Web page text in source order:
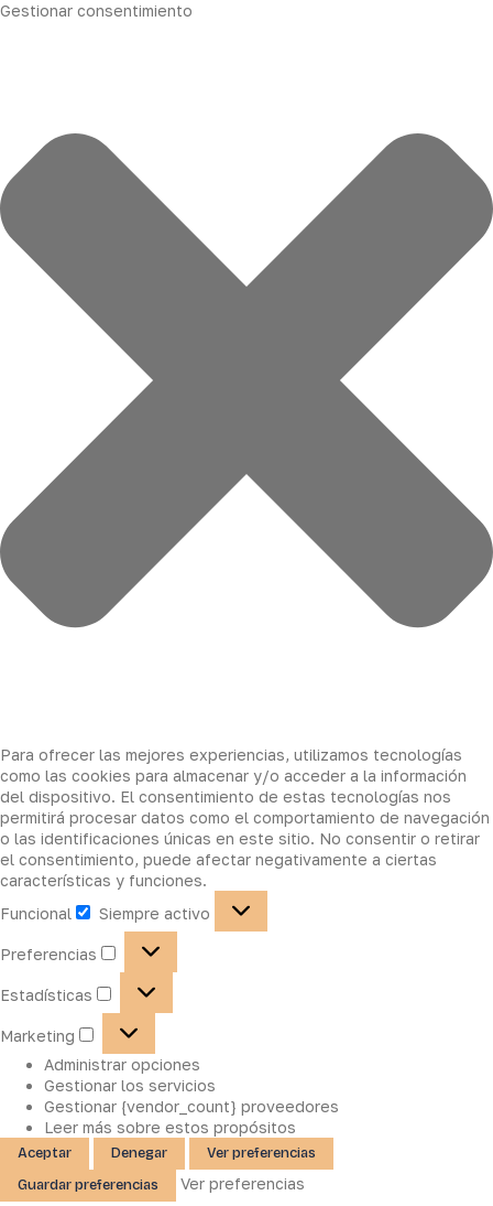
Gestionar consentimiento
Para ofrecer las mejores experiencias, utilizamos tecnologías
como las cookies para almacenar y/o acceder a la información
del dispositivo. El consentimiento de estas tecnologías nos
permitirá procesar datos como el comportamiento de navegación
o las identificaciones únicas en este sitio. No consentir o retirar
el consentimiento, puede afectar negativamente a ciertas
características y funciones.
Funcional
Siempre activo
Preferencias
Estadísticas
Marketing
Administrar opciones
Gestionar los servicios
Gestionar {vendor_count} proveedores
Leer más sobre estos propósitos
Aceptar Denegar
Ver preferencias
Guardar preferencias
Ver preferencias